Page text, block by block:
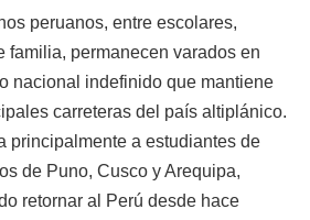
peruanos, entre escolares,
familia, permanecen varados en
nacional indefinido que mantiene
carreteras del país altiplánico.
principalmente a estudiantes de
de Puno, Cusco y Arequipa,
retornar al Perú desde hace